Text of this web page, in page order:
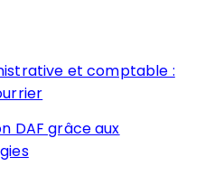
et comptable :
DAF grâce aux